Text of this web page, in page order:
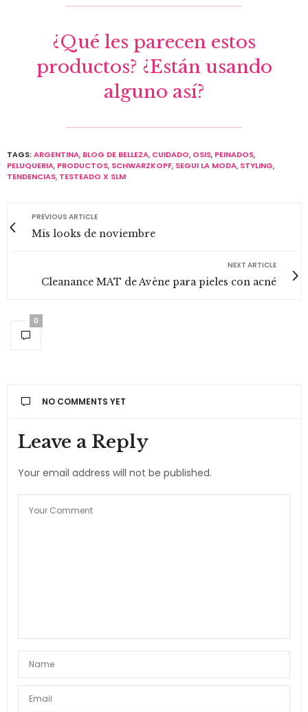
¿Qué les parecen estos
productos? ¿Están usando
alguno así?
TAGS:ARGENTINA, BLOG DE BELLEZA, CUIDADO, OSIS, PEINADOS,
PELUQUERIA, PRODUCTOS, SCHWARZKOPF, SEGUI LA MODA, STYLING,
TENDENCIAS, TESTEADO X SLM
PREVIOUS ARTICLE
Mis looks de noviembre
NEXT ARTICLE
Cleanance MAT de Avène para pieles con acné
0
NO COMMENTS YET
Leave a Reply
Your email address will not be published.